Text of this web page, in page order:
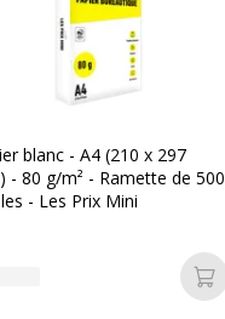
blanc - A4 (210 x 297
- 80 g/m² - Ramette de 500
- Les Prix Mini